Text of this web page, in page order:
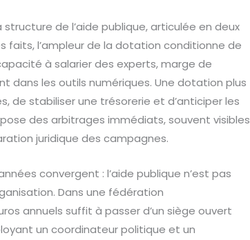
de l’aide publique, articulée en deux
l’ampleur de la dotation conditionne de
à salarier des experts, marge de
les outils numériques. Une dotation plus
de stabiliser une trésorerie et d’anticiper les
des arbitrages immédiats, souvent visibles
juridique des campagnes.
convergent : l’aide publique n’est pas
Dans une fédération
annuels suffit à passer d’un siège ouvert
un coordinateur politique et un